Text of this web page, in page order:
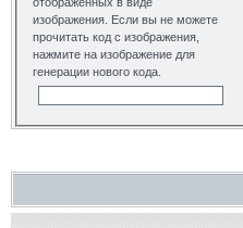
изображения. Если вы не можете
прочитать код с изображения,
нажмите на изображение для
генерации нового кода.